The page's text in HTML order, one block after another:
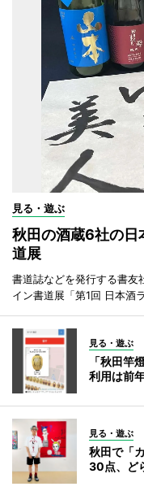
見る・遊ぶ
秋田の酒蔵6社の日
道展
書道誌などを発行する書友
イン書道展「第1回 日本酒
見る・遊ぶ
「秋田竿
利用は前
見る・遊ぶ
秋田で「
30点、ど